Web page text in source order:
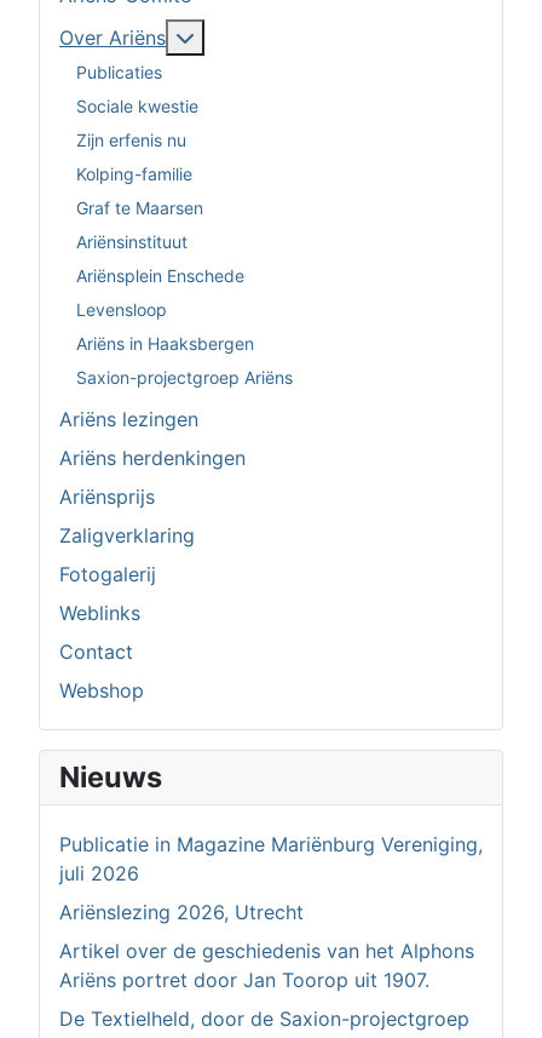
Over Ariëns
Publicaties
Sociale kwestie
Zijn erfenis nu
Kolping-familie
Graf te Maarsen
Ariënsinstituut
Ariënsplein Enschede
Levensloop
Ariëns in Haaksbergen
Saxion-projectgroep Ariëns
Ariëns lezingen
Ariëns herdenkingen
Ariënsprijs
Zaligverklaring
Fotogalerij
Weblinks
Contact
Webshop
Nieuws
Publicatie in Magazine Mariënburg Vereniging,
juli 2026
Ariënslezing 2026, Utrecht
Artikel over de geschiedenis van het Alphons
Ariëns portret door Jan Toorop uit 1907.
De Textielheld, door de Saxion-projectgroep